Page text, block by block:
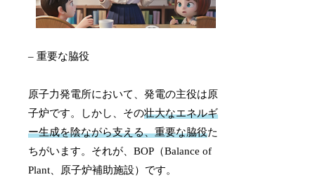
– 重要な脇役
原子力発電所において、発電の主役は原
子炉です。しかし、その壮大なエネルギ
ー生成を陰ながら支える、重要な脇役た
ちがいます。それが、BOP（Balance of
Plant、原子炉補助施設）です。